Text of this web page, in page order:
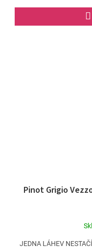
Pinot Grigio
JEDNA LÁHEV